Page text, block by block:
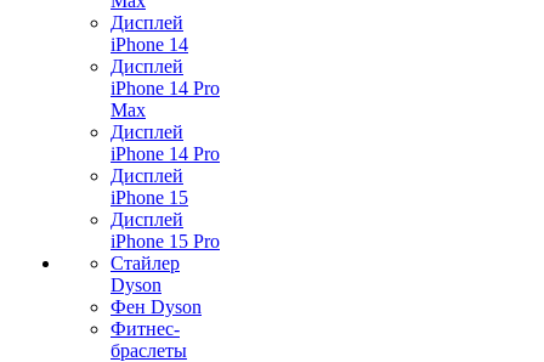
Дисплей
iPhone 14
Дисплей
iPhone 14 Pro
Max
Дисплей
iPhone 14 Pro
Дисплей
iPhone 15
Дисплей
iPhone 15 Pro
Стайлер
Dyson
Фен Dyson
Фитнес-
браслеты